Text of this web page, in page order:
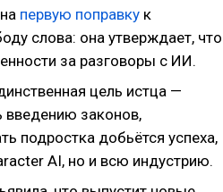
первую поправку к
слова: она утверждает, что
за разговоры с ИИ.
цель истца —
введению законов,
подростка добьётся успеха,
AI, но и всю индустрию.